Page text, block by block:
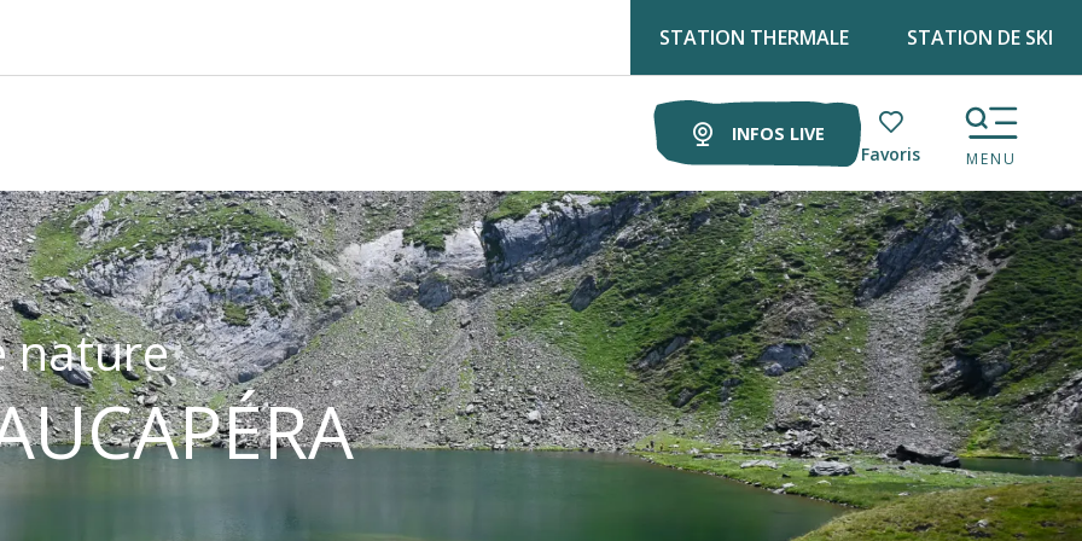
INFOS LIVE
Voir les favoris
Retrouve Luz tourisme tous les lundis matin au marché !
STATION THERMALE STATION DE SKI
MENU
nature